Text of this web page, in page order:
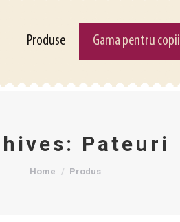
Produse Gama pentru copii
Pateuri
You are here:
Home Produs
Gama pentru copii